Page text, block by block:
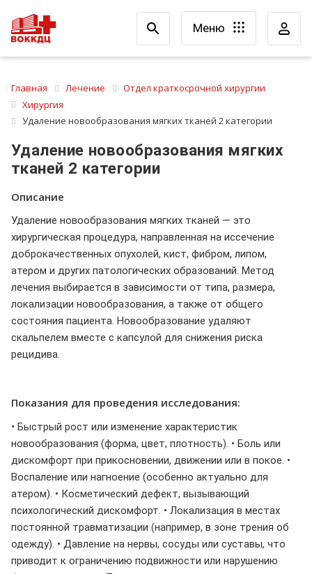
Меню
Главная Лечение
Отдел краткосрочной хирургии
Хирургия
Удаление новообразования мягких тканей 2 категории
Удаление новообразования мягких
тканей 2 категории
Описание
Удаление новообразования мягких тканей — это
хирургическая процедура, направленная на иссечение
доброкачественных опухолей, кист, фибром, липом,
атером и других патологических образований. Метод
лечения выбирается в зависимости от типа, размера,
локализации новообразования, а также от общего
состояния пациента. Новообразование удаляют
скальпелем вместе с капсулой для снижения риска
рецидива.
Показания для проведения исследования:
• Быстрый рост или изменение характеристик
новообразования (форма, цвет, плотность). • Боль или
дискомфорт при прикосновении, движении или в покое. •
Воспаление или нагноение (особенно актуально для
атером). • Косметический дефект, вызывающий
психологический дискомфорт. • Локализация в местах
постоянной травматизации (например, в зоне трения об
одежду). • Давление на нервы, сосуды или суставы, что
приводит к ограничению подвижности или нарушению